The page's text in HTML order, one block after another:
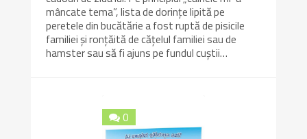
mâncate tema”, lista de dorințe lipită pe
peretele din bucătărie a fost ruptă de pisicile
familiei și ronțăită de cățelul familiei sau de
hamster sau să fi ajuns pe fundul cuștii…
0